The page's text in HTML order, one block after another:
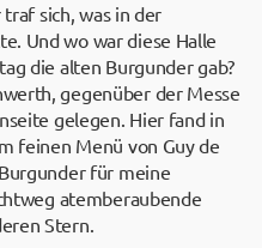
sich, was in der
Und wo war diese Halle
die alten Burgunder gab?
gegenüber der Messe
gelegen. Hier fand in
feinen Menü von Guy de
für meine
atemberaubende
Stern.